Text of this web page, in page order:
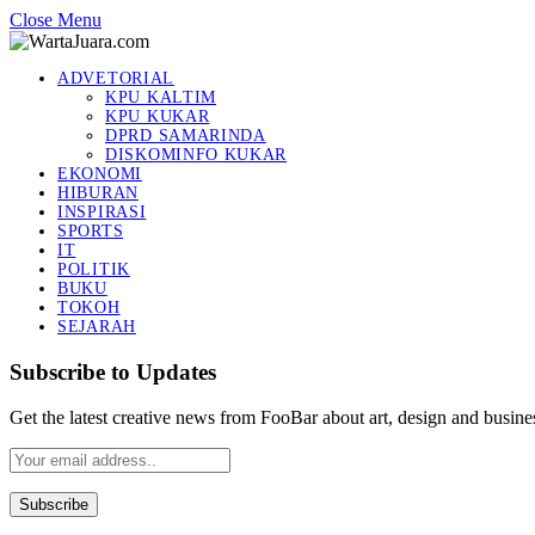
Close Menu
ADVETORIAL
KPU KALTIM
KPU KUKAR
DPRD SAMARINDA
DISKOMINFO KUKAR
EKONOMI
HIBURAN
INSPIRASI
SPORTS
IT
POLITIK
BUKU
TOKOH
SEJARAH
Subscribe to Updates
Get the latest creative news from FooBar about art, design and